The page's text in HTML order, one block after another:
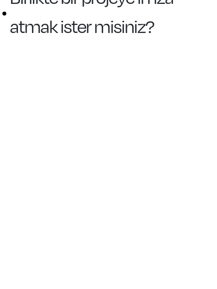
atmak ister misiniz?